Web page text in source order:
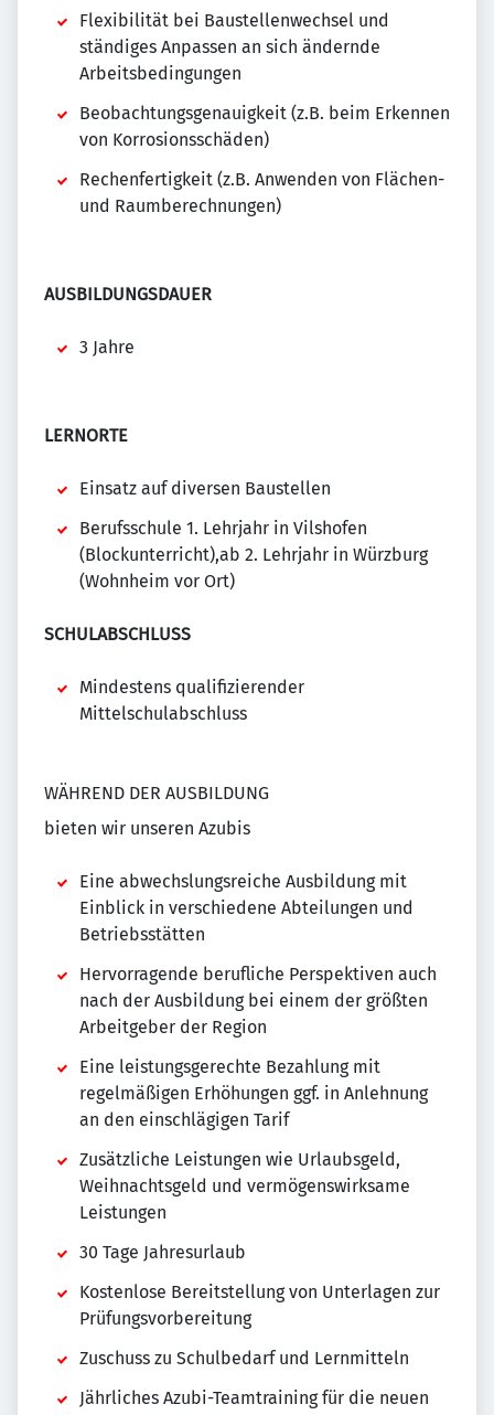
Flexibilität bei Baustellenwechsel und
ständiges Anpassen an sich ändernde
Arbeitsbedingungen
Beobachtungsgenauigkeit (z.B. beim Erkennen
von Korrosionsschäden)
Rechenfertigkeit (z.B. Anwenden von Flächen-
und Raumberechnungen)
AUSBILDUNGSDAUER
3 Jahre
LERNORTE
Einsatz auf diversen Baustellen
Berufsschule 1. Lehrjahr in Vilshofen
(Blockunterricht),ab 2. Lehrjahr in Würzburg
(Wohnheim vor Ort)
SCHULABSCHLUSS
Mindestens qualifizierender
Mittelschulabschluss
WÄHREND DER AUSBILDUNG
bieten wir unseren Azubis
Eine abwechslungsreiche Ausbildung mit
Einblick in verschiedene Abteilungen und
Betriebsstätten
Hervorragende berufliche Perspektiven auch
nach der Ausbildung bei einem der größten
Arbeitgeber der Region
Eine leistungsgerechte Bezahlung mit
regelmäßigen Erhöhungen ggf. in Anlehnung
an den einschlägigen Tarif
Zusätzliche Leistungen wie Urlaubsgeld,
Weihnachtsgeld und vermögenswirksame
Leistungen
30 Tage Jahresurlaub
Kostenlose Bereitstellung von Unterlagen zur
Prüfungsvorbereitung
Zuschuss zu Schulbedarf und Lernmitteln
Jährliches Azubi-Teamtraining für die neuen